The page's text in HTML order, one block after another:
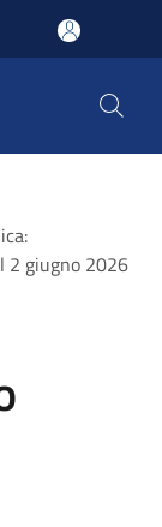
2 giugno 2026